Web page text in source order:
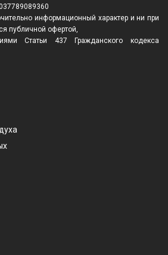
информационный характер и ни при
публичной офертой,
Статьи 437 Гражданского кодекса